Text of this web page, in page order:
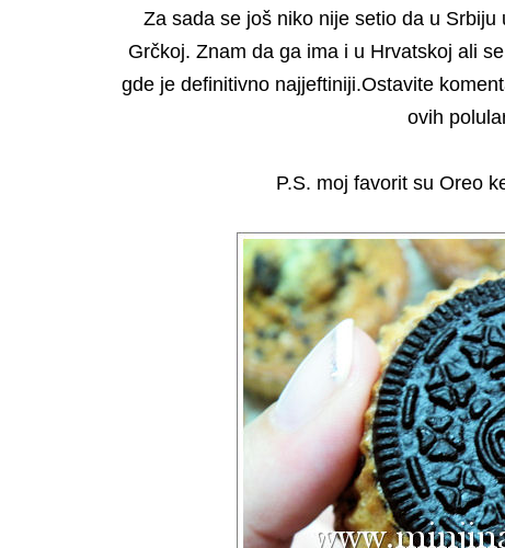
c
e
b
er
e
st
er at
s
A
p
ss
e
n
er
ar
e
Za sada se još niko nije setio da u
Grčkoj. Znam da ga ima i u Hrvatskoj ali
gde je definitivno najjeftiniji.Ostavite
ovih
P.S. moj favorit su Oreo